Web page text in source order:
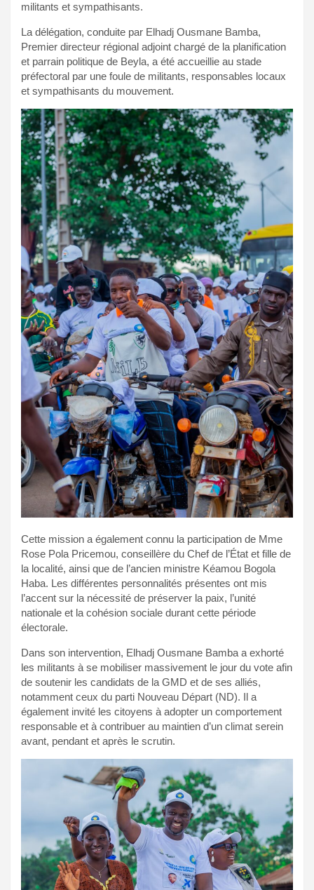
militants et sympathisants.
La délégation, conduite par Elhadj Ousmane Bamba,
Premier directeur régional adjoint chargé de la planification
et parrain politique de Beyla, a été accueillie au stade
préfectoral par une foule de militants, responsables locaux
et sympathisants du mouvement.
Cette mission a également connu la participation de Mme
Rose Pola Pricemou, conseillère du Chef de l’État et fille de
la localité, ainsi que de l’ancien ministre Kéamou Bogola
Haba. Les différentes personnalités présentes ont mis
l’accent sur la nécessité de préserver la paix, l’unité
nationale et la cohésion sociale durant cette période
électorale.
Dans son intervention, Elhadj Ousmane Bamba a exhorté
les militants à se mobiliser massivement le jour du vote afin
de soutenir les candidats de la GMD et de ses alliés,
notamment ceux du parti Nouveau Départ (ND). Il a
également invité les citoyens à adopter un comportement
responsable et à contribuer au maintien d’un climat serein
avant, pendant et après le scrutin.